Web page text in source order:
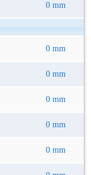
0 mm
0 mm
0 mm
0 mm
0 mm
0 mm